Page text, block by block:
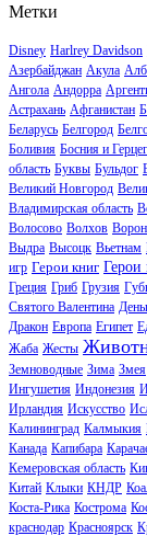
Метки
Disney Harlrey Davidson
Азербайджан Акула
Ангола Андорра
Астрахань Афганистан
Беларусь Белгород
Боливия Босния и
область Буквы Бульдог
Великий Новгород
Владимирская область
Волосово Волхов
Выдра Высоцк Вьетнам
игр Герои книг Герои
Греция Гриб Грузия
Святого Валентина
Дракон Европа Египет
Жаба Жесты
Земноводные Зима Змея
Ингушетия Индонезия
Ирландия Искусство
Калининград Калмыкия
Канада Капибара
Кемеровская область
Китай Клыки КНДР
Коста-Рика Кострома
краснодар Красноярск